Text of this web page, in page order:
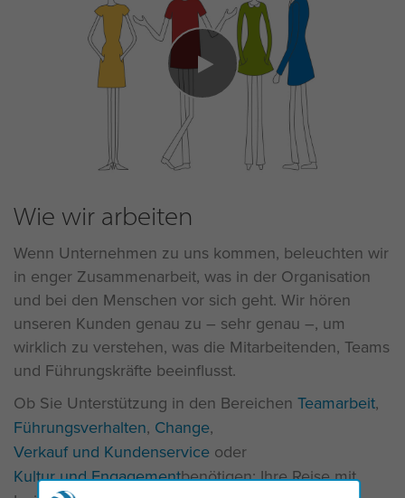
Wie wir arbeiten
Wenn Unternehmen zu uns kommen, beleuchten wir
in enger Zusammenarbeit, was in der Organisation
und bei den Menschen vor sich geht. Wir hören
unseren Kunden genau zu – sehr genau –, um
wirklich zu verstehen, was die Mitarbeitenden, Teams
und Führungskräfte beeinflusst.
Ob Sie Unterstützung in den Bereichen Teamarbeit,
Führungsverhalten, Change,
Verkauf und Kundenservice oder
Kultur und Engagementbenötigen: Ihre Reise mit